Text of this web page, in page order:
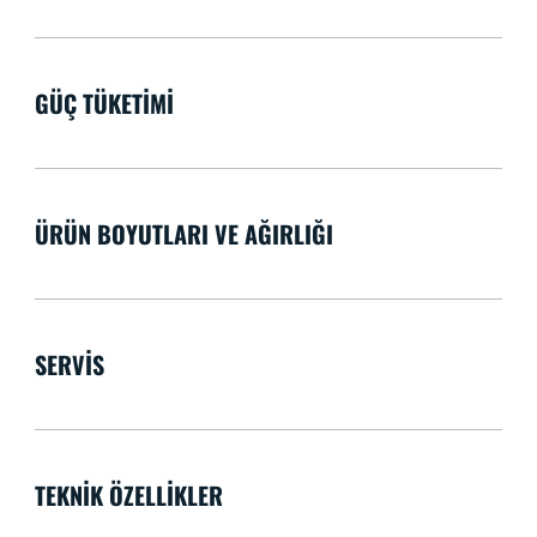
GÜÇ TÜKETIMI
ÜRÜN BOYUTLARI VE AĞIRLIĞI
SERVIS
TEKNIK ÖZELLIKLER